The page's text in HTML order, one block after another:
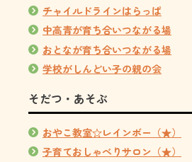
チャイルドラインはらっぱ
中高青が育ち合いつながる場
おとなが育ち合いつながる場
学校がしんどい子の親の会
そだつ・あそぶ
おやこ教室☆レインボー（★）
子育ておしゃべりサロン（★）